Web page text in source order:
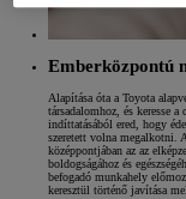
Emberközpontú
Alapítása óta a Toyota
társadalomhoz, és keresse
indíttatásából ered, hogy
szeretett volna megalkotni.
középpontjában az az
boldogságához és
befogadó munkahely
keresztül történő javítása